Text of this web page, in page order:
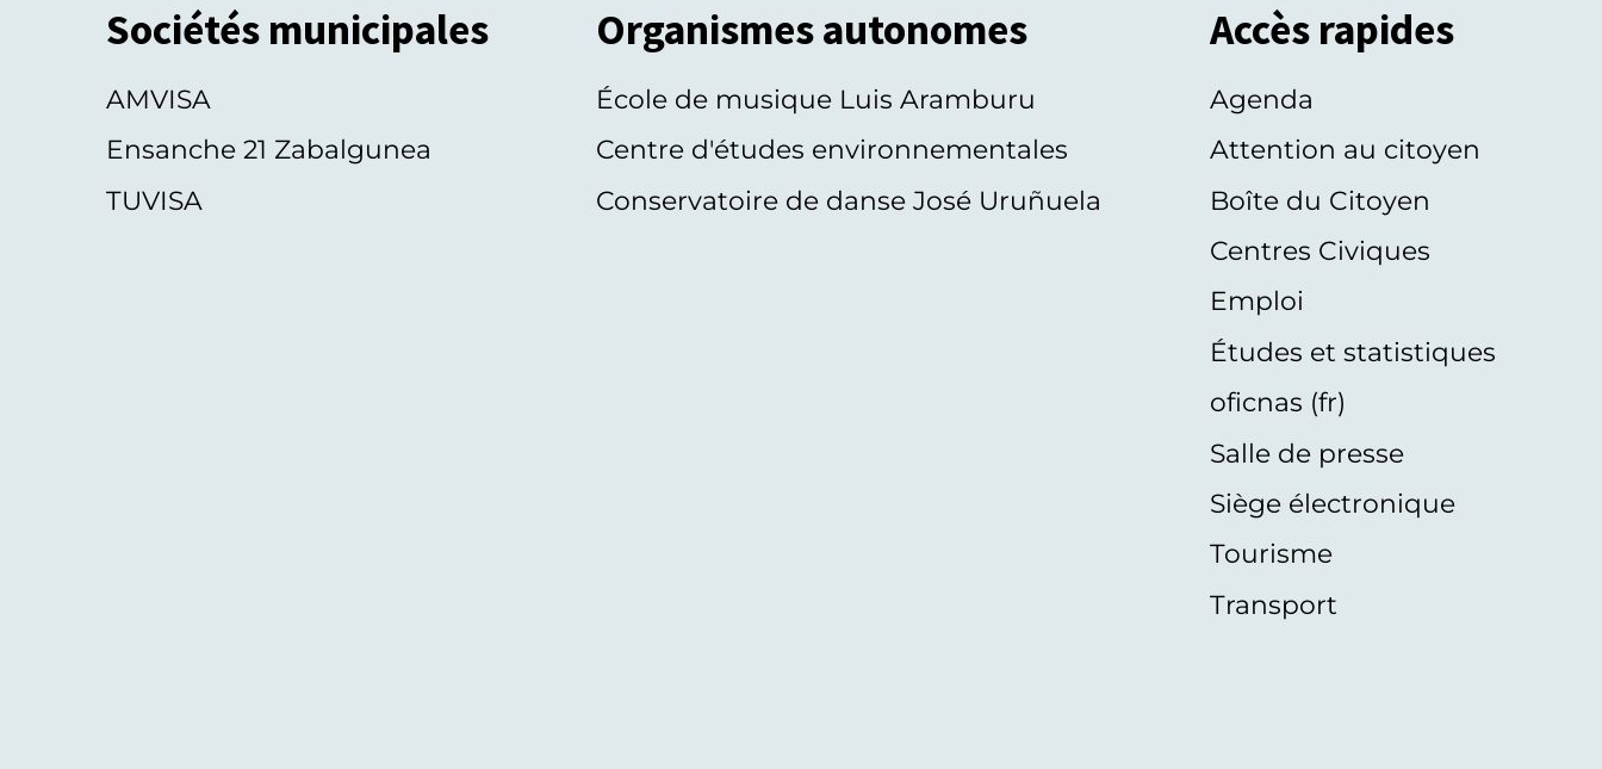
Sociétés municipales
AMVISA
Ensanche 21 Zabalgunea
TUVISA
Organismes autonomes
École de musique Luis Aramburu
Centre d'études environnementales
Conservatoire de danse José Uruñuela
Accès rapides
Agenda
Attention au citoyen
Boîte du Citoyen
Centres Civiques
Emploi
Études et statistiques
oficnas (fr)
Salle de presse
Siège électronique
Tourisme
Transport